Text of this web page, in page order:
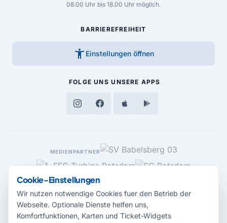
08.00 Uhr bis 18.00 Uhr möglich.
BARRIEREFREIHEIT
accessibility_new Einstellungen öffnen
FOLGE UNS UNSERE APPS
MEDIENPARTNER
Cookie-Einstellungen
Wir nutzen notwendige Cookies fuer den Betrieb der
Webseite. Optionale Dienste helfen uns,
Komfortfunktionen, Karten und Ticket-Widgets